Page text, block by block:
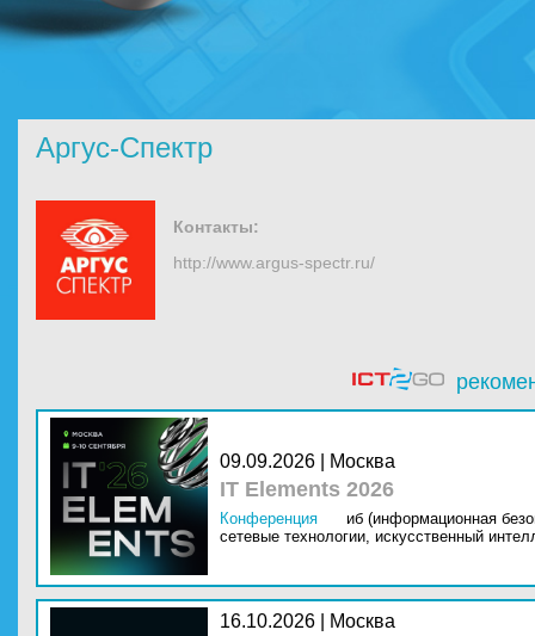
Аргус-Спектр
Контакты:
http://www.argus-spectr.ru/
09.09.2026 | Москва
IT Elements 2026
Конференция
иб (информационная
сетевые технологии, искусственный
16.10.2026 | Москва